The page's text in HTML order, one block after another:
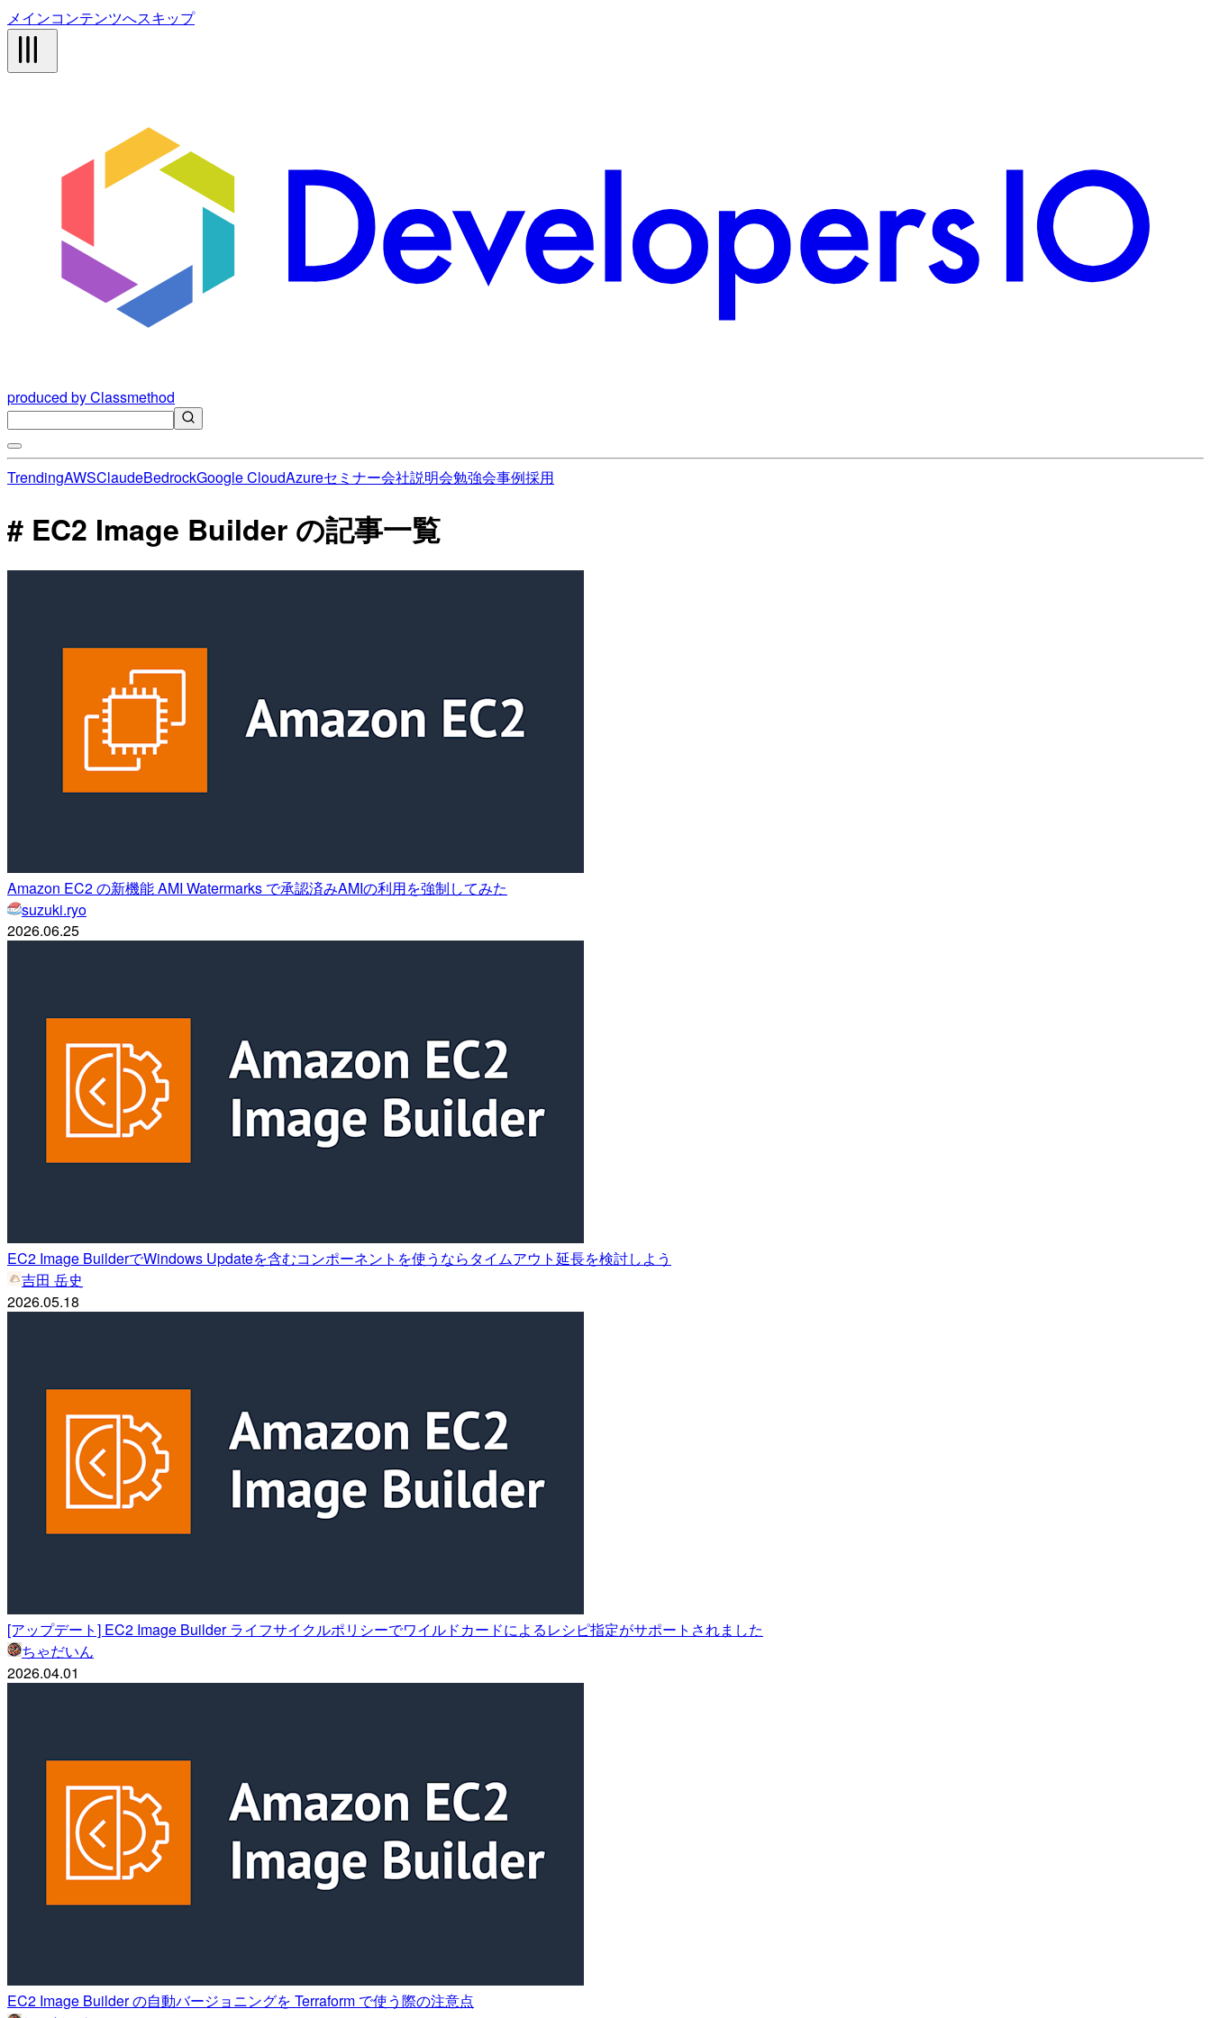
メインコンテンツへスキップ
produced by Classmethod
TrendingAWSClaudeBedrockGoogle CloudAzureセミナー会社説明会勉強会事例採用
# EC2 Image Builder の記事一覧
Amazon EC2 の新機能 AMI Watermarks で承認済みAMIの利用を強制してみた
suzuki.ryo
2026.06.25
EC2 Image BuilderでWindows Updateを含むコンポーネントを使うならタイムアウト延長を検討しよう
吉田 岳史
2026.05.18
[アップデート] EC2 Image Builder ライフサイクルポリシーでワイルドカードによるレシピ指定がサポートされました
ちゃだいん
2026.04.01
EC2 Image Builder の自動バージョニングを Terraform で使う際の注意点